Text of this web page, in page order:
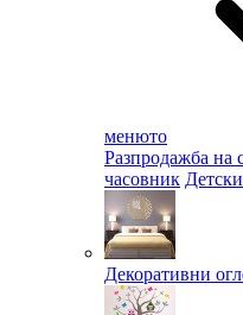
менюто
Разпродажба на
часовник
Декоративни